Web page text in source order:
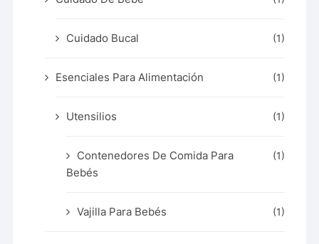
Cuidado Bucal (1)
Esenciales Para Alimentación (1)
Utensilios (1)
Contenedores De Comida Para
Bebés
(1)
Vajilla Para Bebés (1)